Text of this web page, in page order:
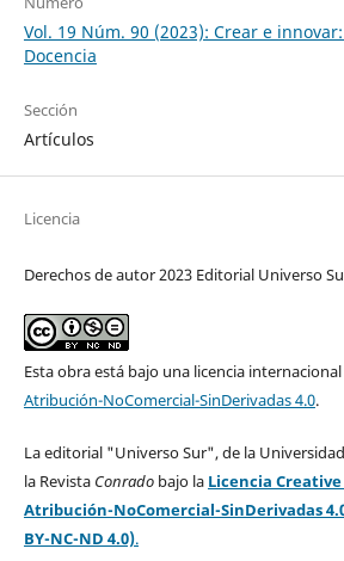
Vol. 19 Núm. 90 (2023): Crear e
Docencia
Sección
Artículos
Licencia
Derechos de autor 2023 Editorial Universo
Esta obra está bajo una licencia internacional
Atribución-NoComercial-SinDerivadas 4.0.
La editorial "Universo Sur", de la
la Revista Conradobajo la Licencia
Atribución-NoComercial-SinDerivadas
BY-NC-ND 4.0).